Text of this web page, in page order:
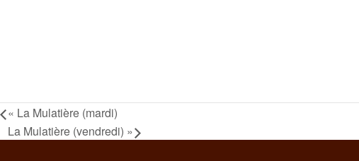
« La Mulatière (mardi)
La Mulatière (vendredi) »